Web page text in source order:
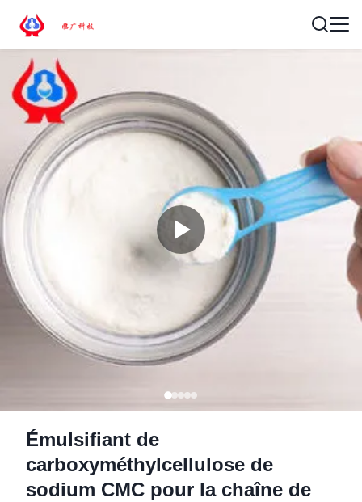
Émulsifiant de
carboxyméthylcellulose de
sodium CMC pour la chaîne de